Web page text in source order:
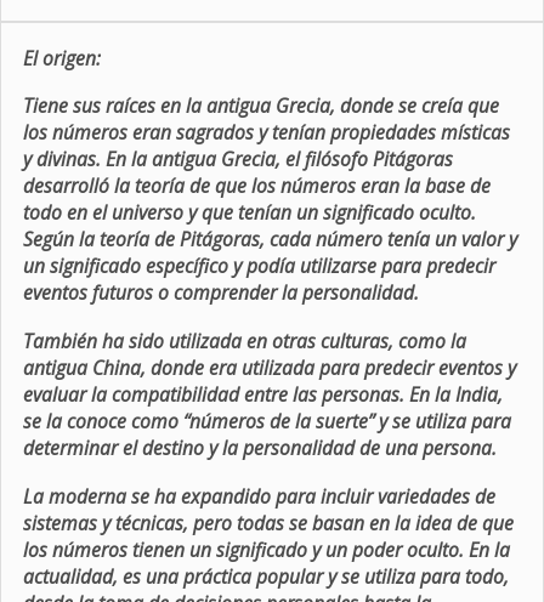
El origen:
Tiene sus raíces en la antigua Grecia, donde se creía que
los números eran sagrados y tenían propiedades místicas
y divinas. En la antigua Grecia, el filósofo Pitágoras
desarrolló la teoría de que los números eran la base de
todo en el universo y que tenían un significado oculto.
Según la teoría de Pitágoras, cada número tenía un valor y
un significado específico y podía utilizarse para predecir
eventos futuros o comprender la personalidad.
También ha sido utilizada en otras culturas, como la
antigua China, donde era utilizada para predecir eventos y
evaluar la compatibilidad entre las personas. En la India,
se la conoce como “números de la suerte” y se utiliza para
determinar el destino y la personalidad de una persona.
La moderna se ha expandido para incluir variedades de
sistemas y técnicas, pero todas se basan en la idea de que
los números tienen un significado y un poder oculto. En la
actualidad, es una práctica popular y se utiliza para todo,